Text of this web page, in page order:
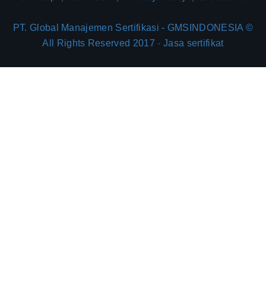
PT. Global Manajemen Sertifikasi - GMSINDONESIA ©
All Rights Reserved 2017 - Jasa sertifikat